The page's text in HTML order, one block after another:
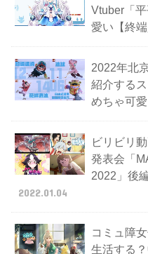
Vtuber「
愛い【終端
2022年北
紹介する
めちゃ可
ビリビリ
発表会「
2022」後
2022.01.04
コミュ障
生活する